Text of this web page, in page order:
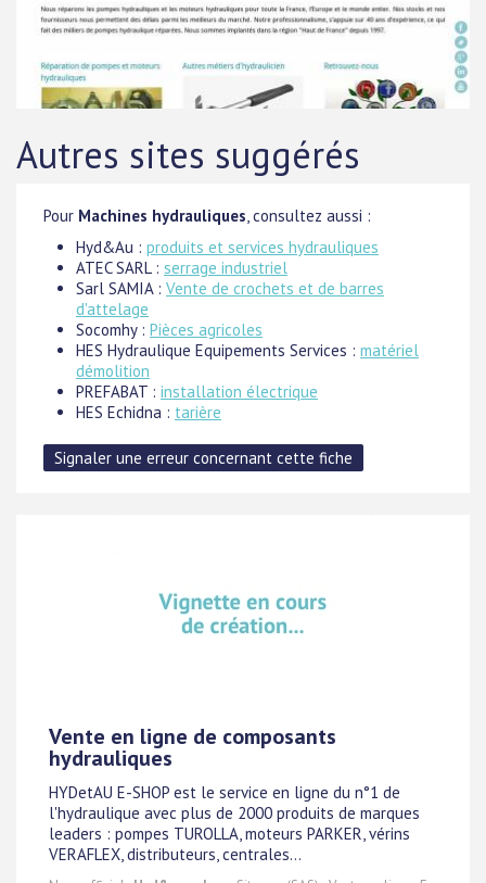
Autres sites suggérés
Pour Machines hydrauliques, consultez aussi :
Hyd&Au : produits et services hydrauliques
ATEC SARL : serrage industriel
Sarl SAMIA : Vente de crochets et de barres
d'attelage
Socomhy : Pièces agricoles
HES Hydraulique Equipements Services : matériel
démolition
PREFABAT : installation électrique
HES Echidna : tarière
Vente en ligne de composants
hydrauliques
HYDetAU E-SHOP est le service en ligne du n°1 de
l'hydraulique avec plus de 2000 produits de marques
leaders : pompes TUROLLA, moteurs PARKER, vérins
VERAFLEX, distributeurs, centrales...